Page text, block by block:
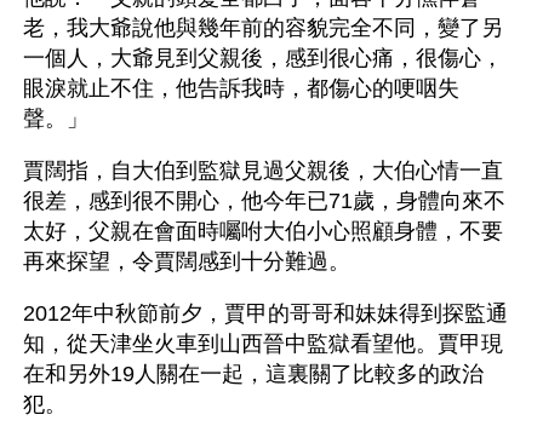
老，我大爺說他與幾年前的容貌完全不同，變了另
一個人，大爺見到父親後，感到很心痛，很傷心，
眼淚就止不住，他告訴我時，都傷心的哽咽失
聲。」
賈闊指，自大伯到監獄見過父親後，大伯心情一直
很差，感到很不開心，他今年已71歲，身體向來不
太好，父親在會面時囑咐大伯小心照顧身體，不要
再來探望，令賈闊感到十分難過。
2012年中秋節前夕，賈甲的哥哥和妹妹得到探監通
知，從天津坐火車到山西晉中監獄看望他。賈甲現
在和另外19人關在一起，這裏關了比較多的政治
犯。